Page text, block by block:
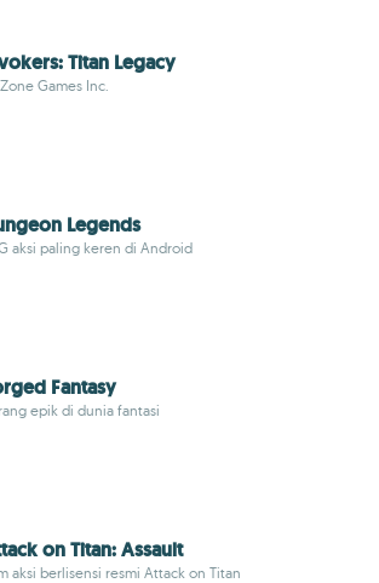
Titan Legacy
Games Inc.
Legends
aksi paling keren di Android
Fantasy
epik di dunia fantasi
on Titan: Assault
aksi berlisensi resmi Attack on Titan